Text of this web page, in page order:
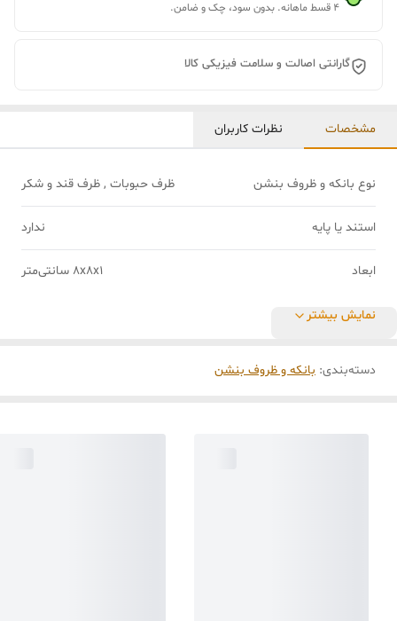
۴ قسط ماهانه. بدون سود، چک و ضامن.
گارانتی اصالت و سلامت فیزیکی کالا
مشخصات نظرات کاربران
نوع بانکه و ظروف بنشن ظرف حبوبات , ظرف قند و شکر
استند یا پایه ندارد
ابعاد 8x8x1 سانتی‌متر
نمایش بیشتر
دسته‌بندی: بانکه و ظروف بنشن